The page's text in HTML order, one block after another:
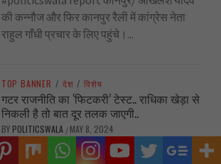
की कन्नौज और फिर कानपुर रैली में कांग्रेस नेता
राहुल गाँधी प्रचार के लिए पहुंचे।...
TOP BANNER / देश / विशेष
गटर राजनीति का ‘फिटकरी’ टेस्ट.. राधिका खेड़ा से
निकली है तो बात दूर तलक जाएगी..
BY POLITICSWALA / MAY 8, 2024
राधिका खेड़ा अपने साथ कई किस्म की बदसलूकी